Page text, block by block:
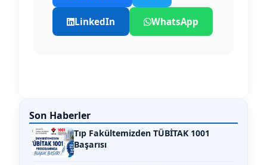
LinkedIn WhatsApp
Son Haberler
Tıp Fakültemizden TÜBİTAK 1001
Başarısı